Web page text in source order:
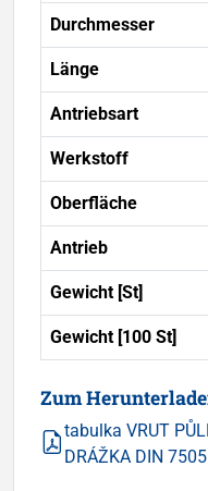
Durchmesser
Länge
Antriebsart
Werkstoff
Oberfläche
Antrieb
Gewicht [St]
Gewicht [100 St]
Zum
tabulka VRUT
DRÁŽKA DIN